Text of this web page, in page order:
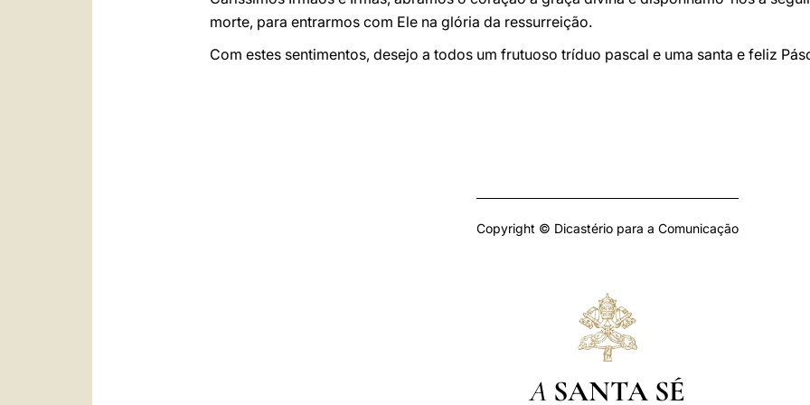
morte, para entrarmos com Ele na glória da ressurreição.
Com estes sentimentos, desejo a todos um frutuoso tríduo pascal e uma santa e feliz
Copyright © Dicastério para a Comunicação
A SANTA SÉ